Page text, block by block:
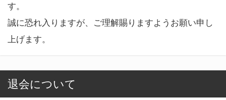
す。
誠に恐れ入りますが、ご理解賜りますようお願い申し
上げます。
退会について